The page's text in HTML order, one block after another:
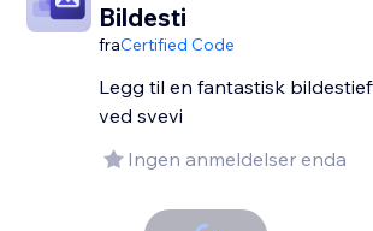
Bildesti
fraCertified Code
Legg til en fantastisk
ved svevi
Ingen anmeldelser enda